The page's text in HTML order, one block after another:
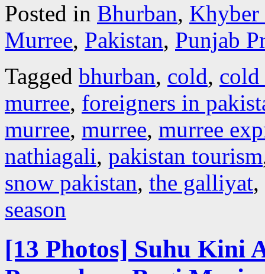
Posted in Bhurban, Khyber
Murree, Pakistan, Punjab
Tagged bhurban, cold, cold
murree, foreigners in
murree, murree, murree
nathiagali, pakistan tourism
snow pakistan, the galliyat,
season
[13 Photos] Suhu Kini